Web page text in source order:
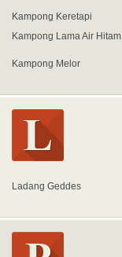
Kampong Keretapi
Kampong Lama Air Hitam
Kampong Melor
Ladang Geddes